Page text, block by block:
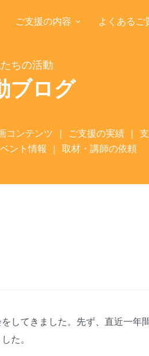
ご支援の内容 よくあるご
ちの活動
ブログ
コンテンツ ｜ ご支援の実績｜
ント情報 ｜ 取材・講師の依頼
してきました。先ず、直近一年
た。